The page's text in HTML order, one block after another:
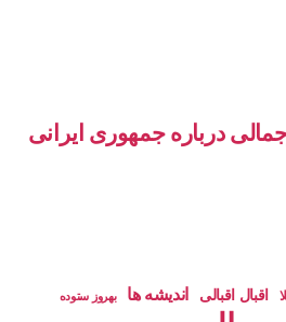
درباره جمهوری ایرانی
اقبال اقبالی اندیشه ها بهروز ستوده